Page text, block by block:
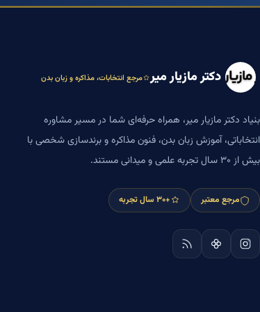
دکتر مازیار میر مرجع انتخابات، مذاکره و زبان بدن
بنیاد دکتر مازیار میر، همراه حرفه‌ای شما در مسیر مشاوره
انتخاباتی، آموزش زبان بدن، فنون مذاکره و برندسازی شخصی با
بیش از ۳۰ سال تجربه علمی و میدانی مستند.
مرجع معتبر +۳۰ سال تجربه